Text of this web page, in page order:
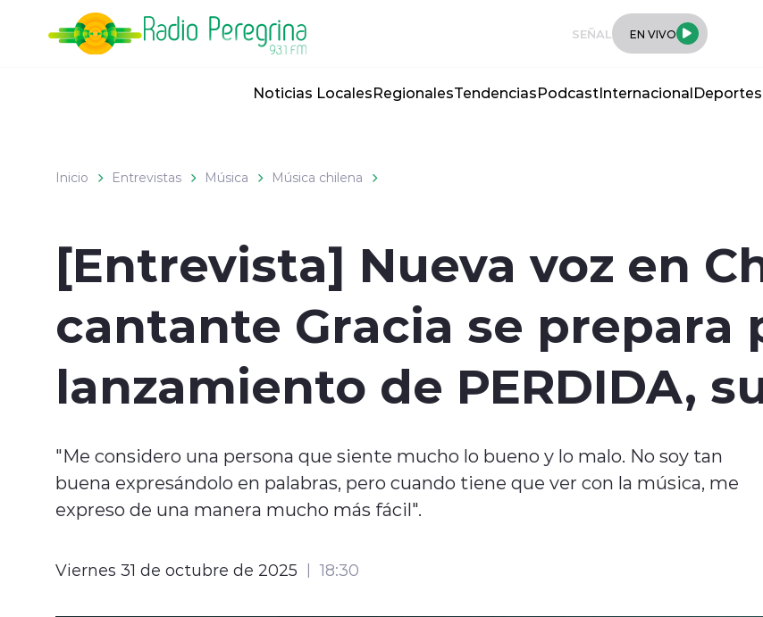
SEÑAL EN VIVO
Noticias LocalesRegionalesTendenciasPodcastInternacionalDeportes
Inicio Entrevistas Música Música chilena
[Entrevista] Nueva voz en
cantante Gracia se prepara
lanzamiento de PERDIDA,
"Me considero una persona que siente mucho lo bueno y lo malo. No soy tan
buena expresándolo en palabras, pero cuando tiene que ver con la música, me
expreso de una manera mucho más fácil".
Viernes 31 de octubre de 2025 18:30